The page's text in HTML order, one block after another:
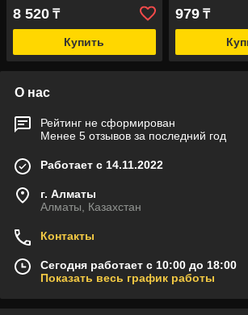
8 520 ₸
Купить
979₸
О нас
Рейтинг не сформирован
Менее 5 отзывов за последний год
Работает с 14.11.2022
г. Алматы
Алматы, Казахстан
Контакты
Сегодня работает с 10:00 до 18:00
Показать весь график работы